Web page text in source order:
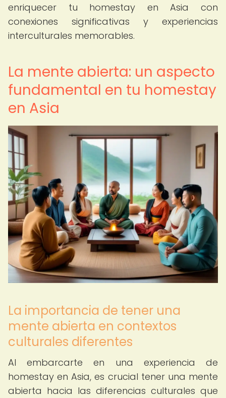
enriquecer tu homestay en Asia con
conexiones significativas y experiencias
interculturales memorables.
La mente abierta: un aspecto
fundamental en tu homestay
en Asia
La importancia de tener una
mente abierta en contextos
culturales diferentes
Al embarcarte en una experiencia de
homestay en Asia, es crucial tener una mente
abierta hacia las diferencias culturales que